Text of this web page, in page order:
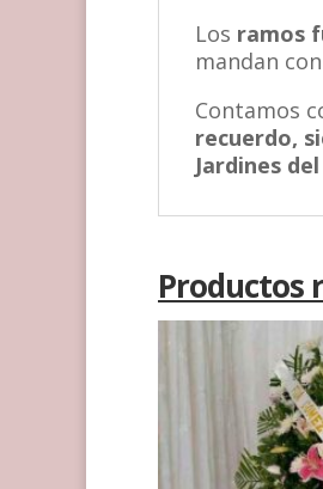
Los ramos
mandan
Contamos
recuerdo,
Jardines
Productos